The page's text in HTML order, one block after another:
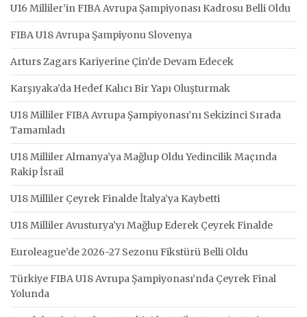
U16 Milliler’in FIBA Avrupa Şampiyonası Kadrosu Belli Oldu
FIBA U18 Avrupa Şampiyonu Slovenya
Arturs Zagars Kariyerine Çin’de Devam Edecek
Karşıyaka’da Hedef Kalıcı Bir Yapı Oluşturmak
U18 Milliler FIBA Avrupa Şampiyonası’nı Sekizinci Sırada
Tamamladı
U18 Milliler Almanya’ya Mağlup Oldu Yedincilik Maçında
Rakip İsrail
U18 Milliler Çeyrek Finalde İtalya’ya Kaybetti
U18 Milliler Avusturya’yı Mağlup Ederek Çeyrek Finalde
Euroleague’de 2026-27 Sezonu Fikstürü Belli Oldu
Türkiye FIBA U18 Avrupa Şampiyonası’nda Çeyrek Final
Yolunda